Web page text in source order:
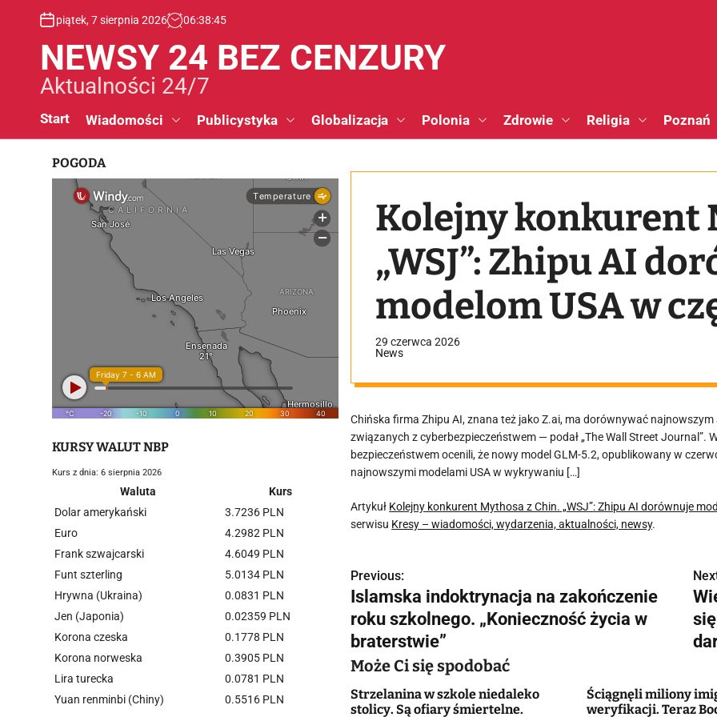
piątek, 7 sierpnia 2026 06:38:46
NEWSY 24 BEZ CENZURY
Aktualności 24/7
Start Wiadomości Publicystyka Globalizacja Polonia Zdrowie Religia Poznań
Kolejny konkurent
„WSJ”: Zhipu AI
modelom USA w
29 czerwca 2026
News
Chińska firma Zhipu AI, znana też jako Z.ai, ma dorównywać
związanych z cyberbezpieczeństwem — podał „The Wall Street Journal”.
bezpieczeństwem ocenili, że nowy model GLM-5.2, opublikowany w
najnowszymi modelami USA w wykrywaniu […]
Artykuł Kolejny konkurent Mythosa z Chin. „WSJ”: Zhipu AI dorównuje
serwisu Kresy – wiadomości, wydarzenia, aktualności, newsy.
N
a
w
i
g
Previous:
Islamska indoktrynacja na zakończenie
roku szkolnego. „Konieczność życia w
braterstwie”
Może Ci się spodobać
Strzelanina w szkole niedaleko
stolicy. Są ofiary śmiertelne.
Ściągnęli miliony
weryfikacji. Teraz
POGODA
KURSY WALUT NBP
Kurs z dnia: 6 sierpnia 2026
Waluta
Kurs
Dolar amerykański
3.7236 PLN
Euro
4.2982 PLN
Frank szwajcarski
4.6049 PLN
Funt szterling
5.0134 PLN
Hrywna (Ukraina)
0.0831 PLN
Jen (Japonia)
0.02359 PLN
Korona czeska
0.1778 PLN
Korona norweska
0.3905 PLN
Lira turecka
0.0781 PLN
Yuan renminbi (Chiny)
0.5516 PLN